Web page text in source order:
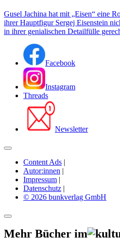
Gusel Jachina hat mit „Eisen“ eine
ihrer Hauptfigur Sergej Eisenstein
in ihrer genialischen Detailfülle
Facebook
Instagram
Threads
Newsletter
Content Ads |
Autor:innen |
Impressum |
Datenschutz |
© 2026 bunkverlag GmbH
Mehr Bücher im